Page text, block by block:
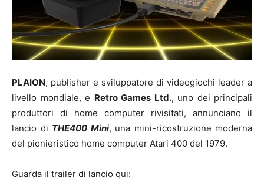
PLAION, publisher e sviluppatore di videogiochi leader a
livello mondiale, e Retro Games Ltd., uno dei principali
produttori di home computer rivisitati, annunciano il
lancio di THE400 Mini, una mini-ricostruzione moderna
del pionieristico home computer Atari 400 del 1979.
Guarda il trailer di lancio qui: